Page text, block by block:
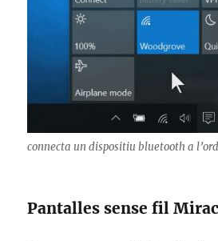
connecta un dispositiu bluetooth a
Pantalles sense fil